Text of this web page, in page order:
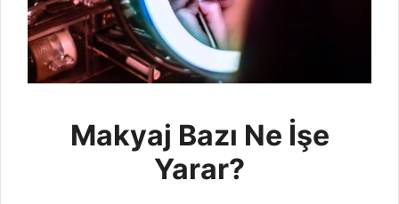
Makyaj Bazı Ne İşe
Yarar?